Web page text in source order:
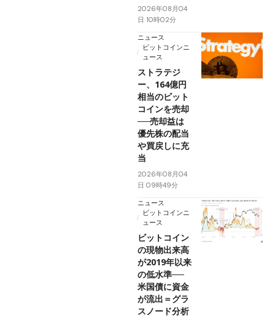
2026年08月04
日 10時02分
ニュース
ビットコインニ
ュース
ストラテジ
ー、164億円
相当のビット
コインを売却
──売却益は
優先株の配当
や買戻しに充
当
2026年08月04
日 09時49分
ニュース
ビットコインニ
ュース
ビットコイン
の現物出来高
が2019年以来
の低水準──
米国債に資金
が流出＝グラ
スノード分析